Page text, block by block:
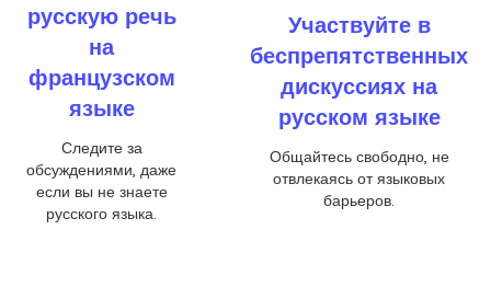
русскую речь
на
французском
языке
Следите за
обсуждениями, даже
если вы не знаете
русского языка.
Участвуйте в
беспрепятственных
дискуссиях на
русском языке
Общайтесь свободно, не
отвлекаясь от языковых
барьеров.